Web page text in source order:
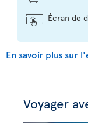
Écran de
En savoir plus sur
Voyager